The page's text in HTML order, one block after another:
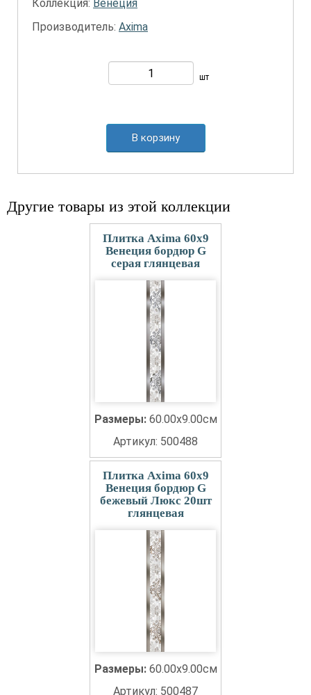
Коллекция: Венеция
Производитель: Axima
шт
В корзину
Другие товары из этой коллекции
Плитка Axima 60x9
Венеция бордюр G
серая глянцевая
Размеры: 60.00x9.00см
Артикул: 500488
Плитка Axima 60x9
Венеция бордюр G
бежевый Люкс 20шт
глянцевая
Размеры: 60.00x9.00см
Артикул: 500487